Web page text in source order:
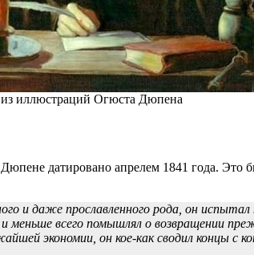
иллюстраций Огюста Дюпена
датировано апрелем 1841 года. Это
и даже прославленного рода, он
меньше всего помышлял о возвращении
экономии, он кое-как сводил концы с